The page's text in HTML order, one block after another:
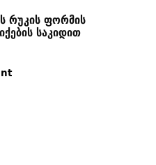
რუკის ფორმის
საკიდით